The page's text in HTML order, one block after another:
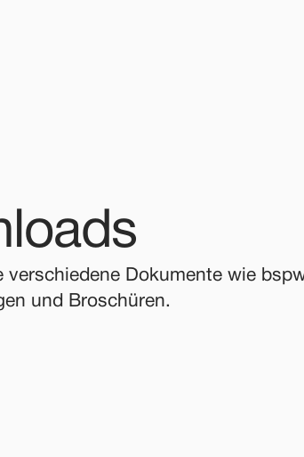
verschiedene Dokumente wie
und Broschüren.